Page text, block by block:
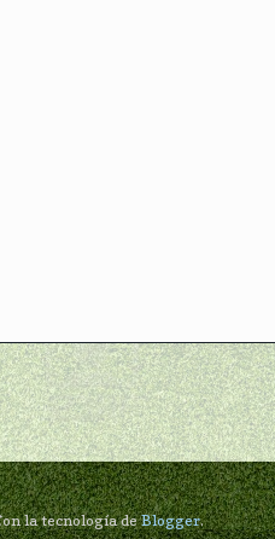
la tecnología deBlogger.